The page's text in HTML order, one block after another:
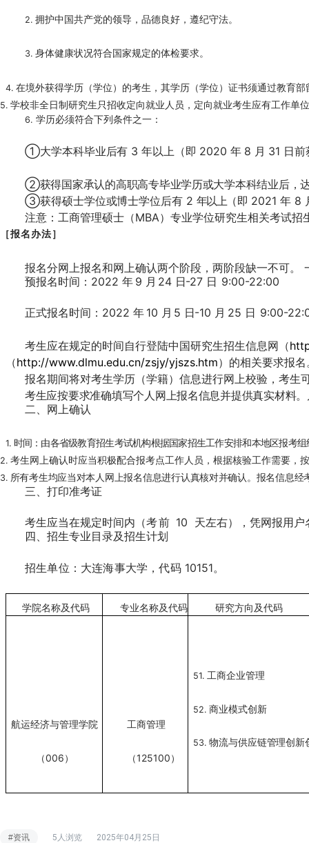
2. 拥护中国共产党的领导，品德良好，遵纪守法。
3. 身体健康状况符合国家规定的体检要求。
4. 在境外获得学历（学位）的考生，其学历（学位）证书须通过教育
5. 学校非全日制研究生只招收定向就业人员，定向就业考生应有工作单
6. 学历必须符合下列条件之一：
①大学本科毕业后有 3年以上 （即 2020年 8 月 31 日
②获得国家承认的高职高专毕业学历或大学本科结业后，
③获得硕士学位或博士学位后有 2年以上（即 2021年 8
注意：工商管理硕士（MBA）专业学位研究生相关考试
［报名办法］
报名分网上报名和网上确认两个阶段，两阶段缺一不可。
预报名时间： 2022 年 9 月 24 日-27 日 9:00-22:00
正式报名时间： 2022 年 10 月 5 日-10 月 25 日 9:00-
考生应在规定的时间自行登陆中国研究生招生信息网（
（http://www.dlmu.edu.cn/zsjy/yjszs.htm）的相关要求报
报名期间将对考生学历（学籍）信息进行网上校验，考生
考生应按要求准确填写个人网上报名信息并提供真实材料
二、网上确认
1. 时间：由各省级教育招生考试机构根据国家招生工作安排和本地区报考
2. 考生网上确认时应当积极配合报考点工作人员，根据核验工作需要，
3. 所有考生均应当对本人网上报名信息进行认真核对并确认。报名信息经
三、打印准考证
考生应当在规定时间内（考前 10 天左右），凭网报用
四、招生专业目录及招生计划
招生单位：大连海事大学，代码 10151。
学院名称及代码 专业名称及代码 研究方向及代码
航运经济与管理学院
（006）
工商管理
（125100）
51. 工商企业管理
52. 商业模式创新
53. 物流与供应链管理创新
#资讯 5人浏览 2025年04月25日